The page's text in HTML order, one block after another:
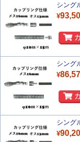
シング
¥
シング
¥
シング
¥